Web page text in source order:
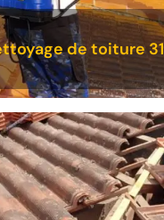
de toiture 31